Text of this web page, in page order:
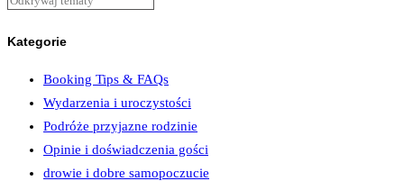
Kategorie
Booking Tips & FAQs
Wydarzenia i uroczystości
Podróże przyjazne rodzinie
Opinie i doświadczenia gości
drowie i dobre samopoczucie